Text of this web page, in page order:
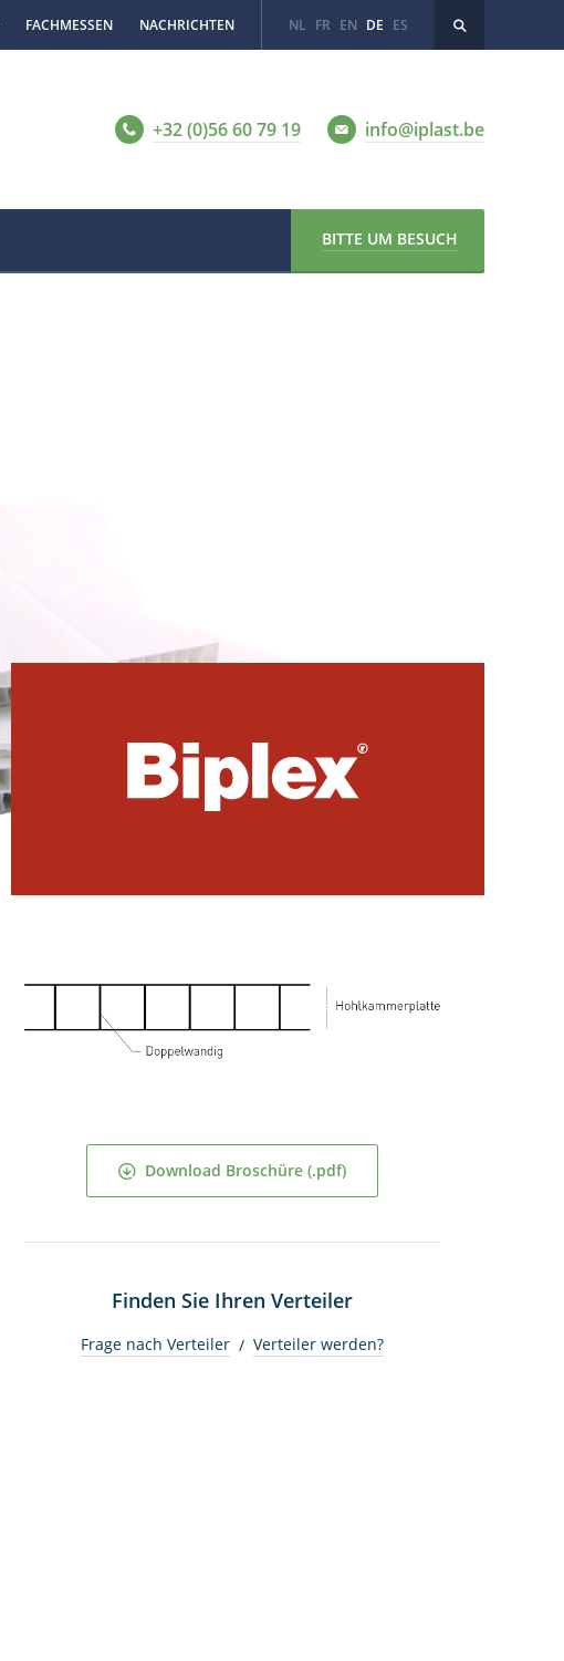
FACHMESSEN NACHRICHTEN NL FR EN DE ES
+32 (0)56 60 79 19 info@iplast.be
BITTE UM BESUCH
Download Broschüre (.pdf)
Finden Sie Ihren Verteiler
Frage nach Verteiler Verteiler werden?